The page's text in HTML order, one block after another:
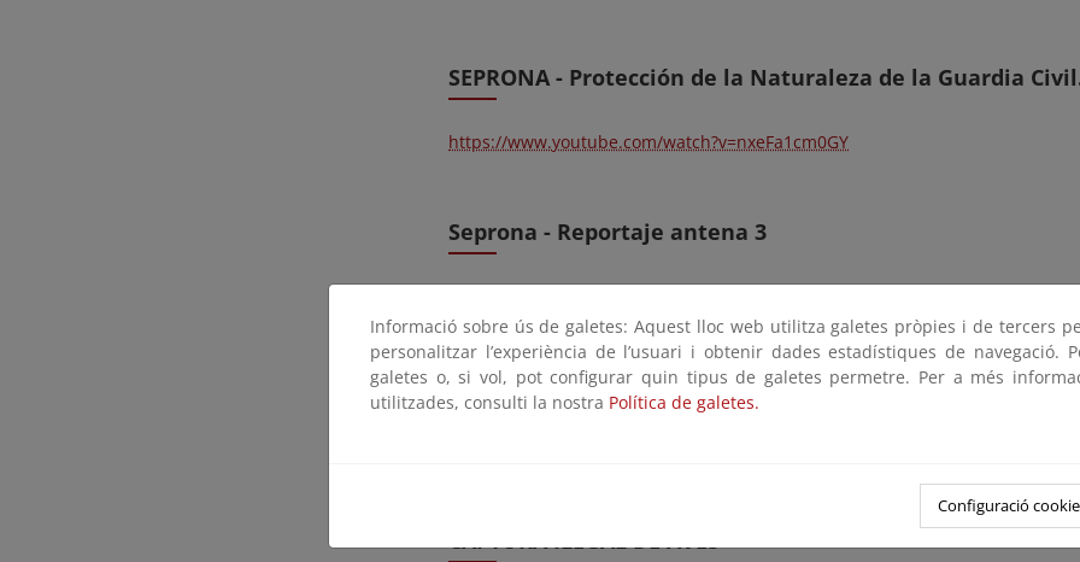
SEPRONA - Protección de la Naturaleza de la Guardia
https://www.youtube.com/watch?v=nxeFa1cm0GY
Seprona - Reportaje antena 3
Guardia Civil Seprona
CAPTURA ILEGAL DE AVES
Informació sobre ús de galetes: Aquest lloc web utilitza galetes pròpies i de tercers
personalitzar l’experiència de l’usuari i obtenir dades estadístiques de navegació.
galetes o, si vol, pot configurar quin tipus de galetes permetre. Per a més
utilitzades, consulti la nostra Política de galetes.
Configuració